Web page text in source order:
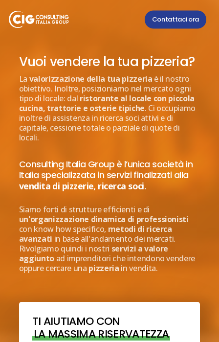
Contattaci ora
Vuoi vendere la tua pizzeria?
La valorizzazione della tua pizzeria è il nostro
obiettivo. Inoltre, posizioniamo nel mercato ogni
tipo di locale: dal ristorante al locale con piccola
cucina, trattorie e osterie tipiche. Ci occupiamo
inoltre di assistenza in ricerca soci attivi e di
capitale, cessione totale o parziale di quote di
locali.
Consulting Italia Group è l’unica società in
Italia specializzata in servizi finalizzati alla
vendita di pizzerie, ricerca soci.
Siamo forti di strutture efficienti e di
un'organizzazione dinamica di professionisti
con know how specifico, metodi di ricerca
avanzati in base all'andamento dei mercati.
Rivolgiamo quindi i nostri servizi a valore
aggiunto ad imprenditori che intendono vendere
oppure cercare una pizzeria in vendita.
TI AIUTIAMO CON
LA MASSIMA RISERVATEZZA